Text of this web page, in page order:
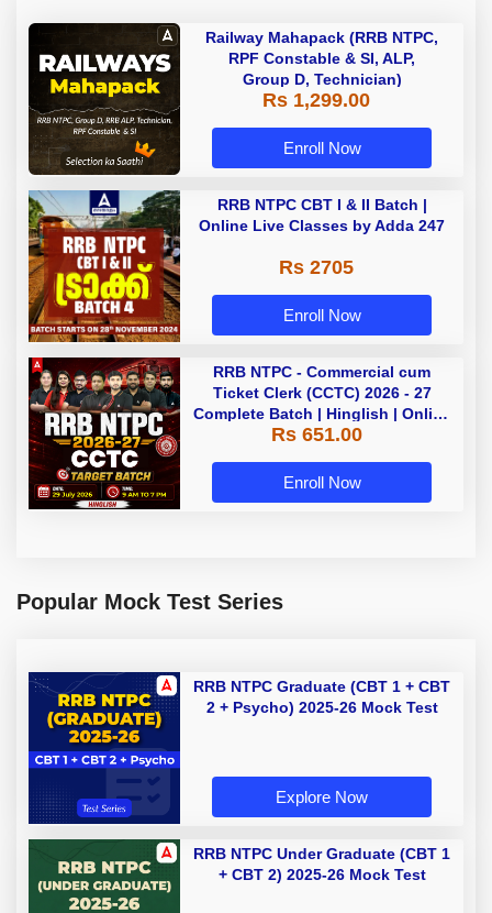
Railway Mahapack (RRB NTPC,
RPF Constable & SI, ALP,
Group D, Technician)
Rs 1,299.00
Enroll Now
RRB NTPC CBT I & II Batch |
Online Live Classes by Adda 247
Rs 2705
Enroll Now
RRB NTPC - Commercial cum
Ticket Clerk (CCTC) 2026 - 27
Complete Batch | Hinglish | Online
Live Classes By Adda247
Rs 651.00
Enroll Now
Popular Mock Test Series
RRB NTPC Graduate (CBT 1 + CBT
2 + Psycho) 2025-26 Mock Test
Explore Now
RRB NTPC Under Graduate (CBT 1
+ CBT 2) 2025-26 Mock Test